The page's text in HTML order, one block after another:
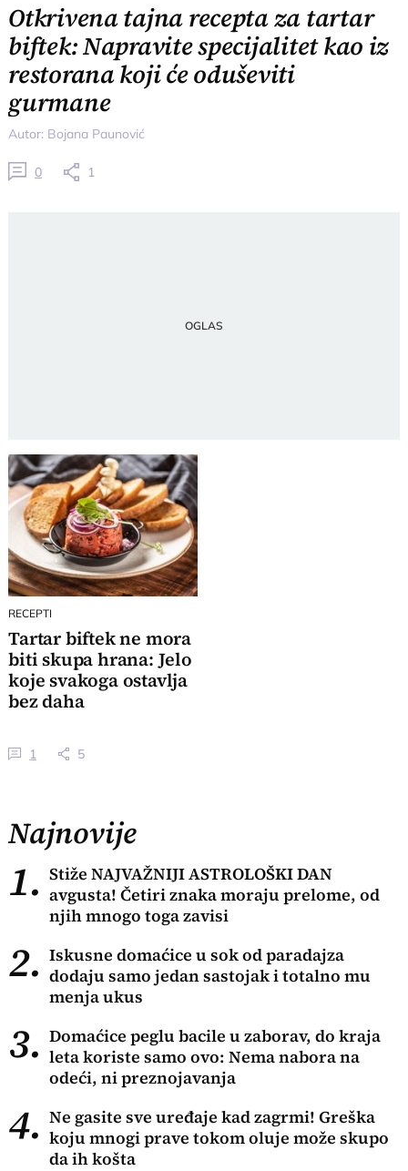
Otkrivena tajna recepta za tartar
biftek: Napravite specijalitet kao iz
restorana koji će oduševiti
gurmane
Autor: Bojana Paunović
0 1
RECEPTI
Tartar biftek ne mora
biti skupa hrana: Jelo
koje svakoga ostavlja
bez daha
1 5
Najnovije
1. Stiže NAJVAŽNIJI ASTROLOŠKI DAN
avgusta! Četiri znaka moraju prelome, od
njih mnogo toga zavisi
2. Iskusne domaćice u sok od paradajza
dodaju samo jedan sastojak i totalno mu
menja ukus
3. Domaćice peglu bacile u zaborav, do kraja
leta koriste samo ovo: Nema nabora na
odeći, ni preznojavanja
4. Ne gasite sve uređaje kad zagrmi! Greška
koju mnogi prave tokom oluje može skupo
da ih košta